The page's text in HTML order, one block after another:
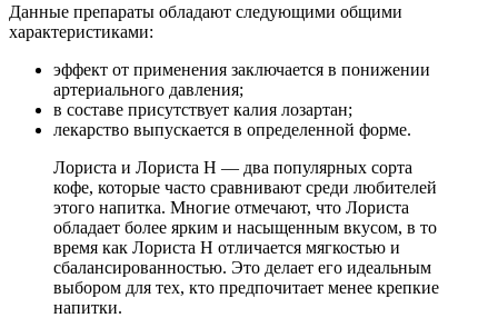
Данные препараты обладают следующими общими
характеристиками:
эффект от применения заключается в понижении
артериального давления;
в составе присутствует калия лозартан;
лекарство выпускается в определенной форме.
Лориста и Лориста Н — два популярных сорта
кофе, которые часто сравнивают среди любителей
этого напитка. Многие отмечают, что Лориста
обладает более ярким и насыщенным вкусом, в то
время как Лориста Н отличается мягкостью и
сбалансированностью. Это делает его идеальным
выбором для тех, кто предпочитает менее крепкие
напитки.